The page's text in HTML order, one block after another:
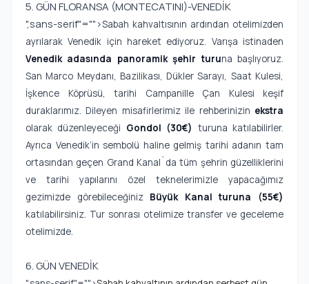
5. GÜN FLORANSA (MONTECATINI)-VENEDİK
",sans-serif"="">Sabah kahvaltısının ardından otelimizden
ayrılarak Venedik için hareket ediyoruz. Varışa istinaden
Venedik adasında panoramik şehir turuna başlıyoruz.
San Marco Meydanı, Bazilikası, Dükler Sarayı, Saat Kulesi,
İşkence Köprüsü, tarihi Campanille Çan Kulesi keşif
duraklarımız. Dileyen misafirlerimiz ile rehberinizin ekstra
olarak düzenleyeceği Gondol (30€) turuna katılabilirler.
Ayrıca Venedik’in sembolü haline gelmiş tarihi adanın tam
ortasından geçen Grand Kanal`da tüm şehrin güzelliklerini
ve tarihi yapılarını özel teknelerimizle yapacağımız
gezimizde görebileceğiniz Büyük Kanal turuna (55€)
katılabilirsiniz. Tur sonrası otelimize transfer ve geceleme
otelimizde.
6. GÜN VENEDİK